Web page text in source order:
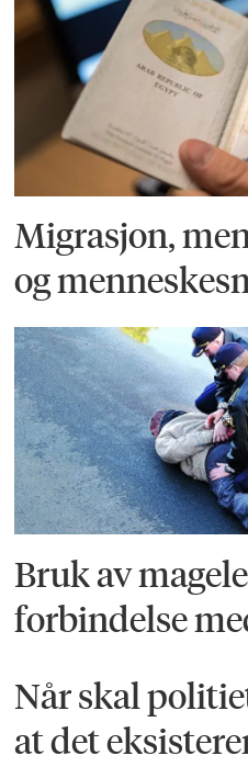
Migrasjon,
og
Bruk av
forbindelse
Når skal
at det